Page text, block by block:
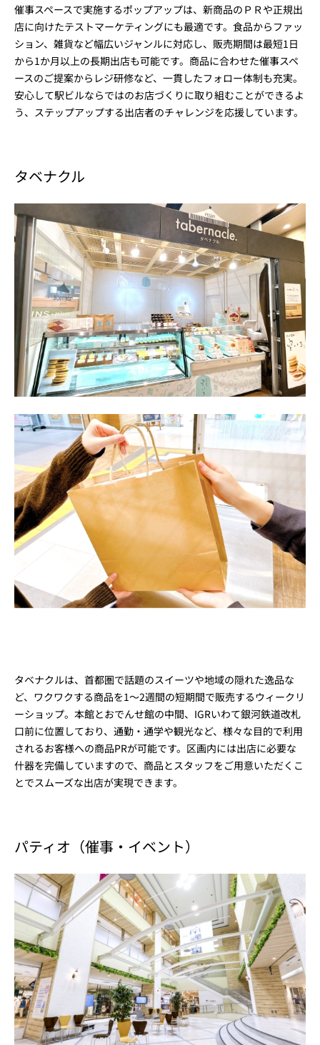
催事スペースで実施するポップアップは、新商品のＰＲや正規出
店に向けたテストマーケティングにも最適です。食品からファッ
ション、雑貨など幅広いジャンルに対応し、販売期間は最短1日
から1か月以上の長期出店も可能です。商品に合わせた催事スペ
ースのご提案からレジ研修など、一貫したフォロー体制も充実。
安心して駅ビルならではのお店づくりに取り組むことができるよ
う、ステップアップする出店者のチャレンジを応援しています。
タベナクル
タベナクルは、首都圏で話題のスイーツや地域の隠れた逸品な
ど、ワクワクする商品を1～2週間の短期間で販売するウィークリ
ーショップ。本館とおでんせ館の中間、IGRいわて銀河鉄道改札
口前に位置しており、通勤・通学や観光など、様々な目的で利用
されるお客様への商品PRが可能です。区画内には出店に必要な
什器を完備していますので、商品とスタッフをご用意いただくこ
とでスムーズな出店が実現できます。
パティオ（催事・イベント）